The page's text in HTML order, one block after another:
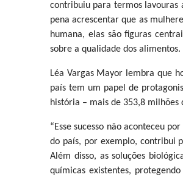
contribuiu para termos lavouras
pena acrescentar que as
humana, elas são figuras
sobre a qualidade dos alimentos.
Léa Vargas Mayor lembra que
país tem um papel de
história – mais de 353,8 milhões
“Esse sucesso não aconteceu
do país, por exemplo, contribui
Além disso, as soluções
químicas existentes,